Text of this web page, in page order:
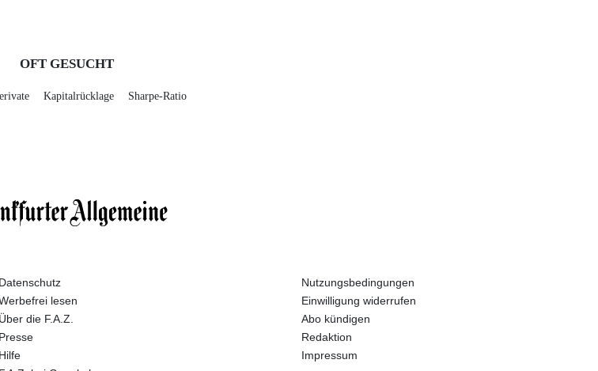
OFT GESUCHT
Kapitalrücklage Sharpe-Ratio
Datenschutz
Nutzungsbedingungen
lesen
Einwilligung widerrufen
Über die F.A.Z.
Abo kündigen
Presse
Redaktion
Hilfe
Impressum